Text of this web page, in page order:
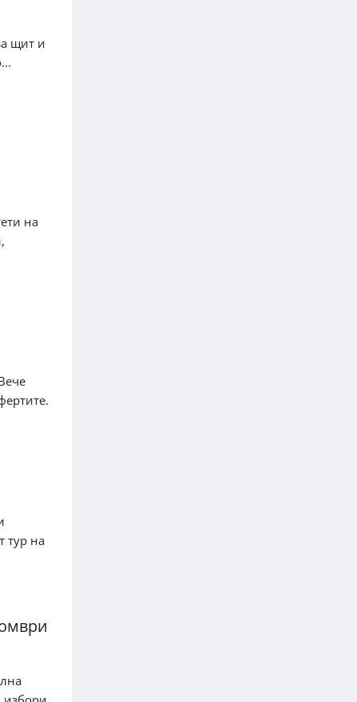
щит и
на
тур на